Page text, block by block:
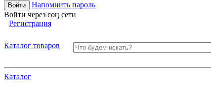
Напомнить пароль
Войти через соц сети
Регистрация
Каталог товаров
Каталог